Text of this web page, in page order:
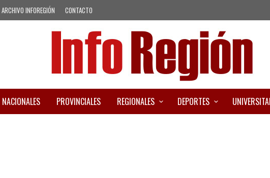
ARCHIVO INFOREGIÓN CONTACTO
NACIONALES PROVINCIALES REGIONALES DEPORTES